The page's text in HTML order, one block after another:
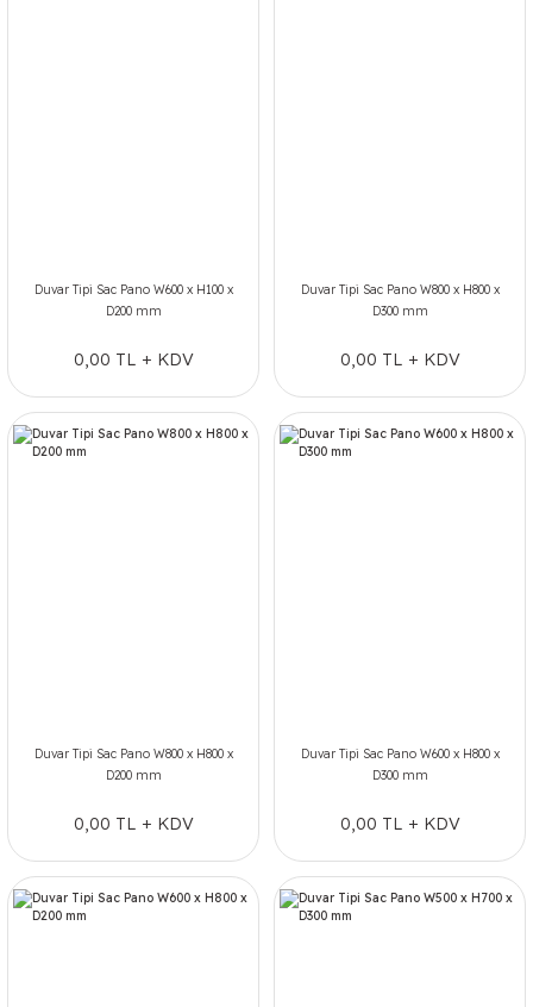
Duvar Tipi Sac Pano W600 x H100 x
D200 mm
0,00 TL + KDV
Duvar Tipi Sac Pano W800 x H800 x
D300 mm
0,00 TL + KDV
Duvar Tipi Sac Pano W800 x H800 x
D200 mm
0,00 TL + KDV
Duvar Tipi Sac Pano W600 x H800 x
D300 mm
0,00 TL + KDV